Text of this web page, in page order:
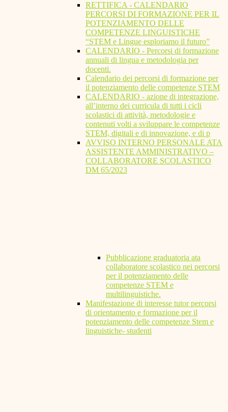
RETTIFICA - CALENDARIO
PERCORSI DI FORMAZIONE PER IL
POTENZIAMENTO DELLE
COMPETENZE LINGUISTICHE
“STEM e Lingue esploriamo il futuro”
CALENDARIO - Percorsi di formazione
annuali di lingua e metodologia per
docenti.
Calendario dei percorsi di formazione per
il potenziamento delle competenze STEM
CALENDARIO - azione di integrazione,
all’interno dei curricula di tutti i cicli
scolastici di attività, metodologie e
contenuti volti a sviluppare le competenze
STEM, digitali e di innovazione, e di p
AVVISO INTERNO PERSONALE ATA
ASSISTENTE AMMINISTRATIVO –
COLLABORATORE SCOLASTICO
DM 65/2023
Pubblicazione graduatoria ata
collaboratore scolastico nei percorsi
per il potenziamento delle
competenze STEM e
multilinguistiche.
Manifestazione di interesse tutor percorsi
di orientamento e formazione per il
potenziamento delle competenze Stem e
linguistiche- studenti